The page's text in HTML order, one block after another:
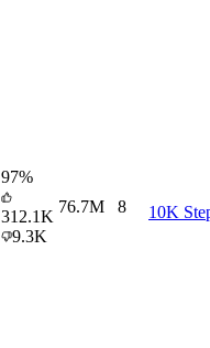
97%
312.1K
9.3K
76.7M 8 10K